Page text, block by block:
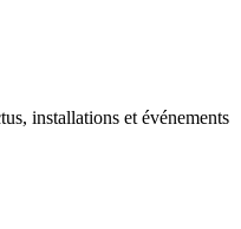
installations et événements